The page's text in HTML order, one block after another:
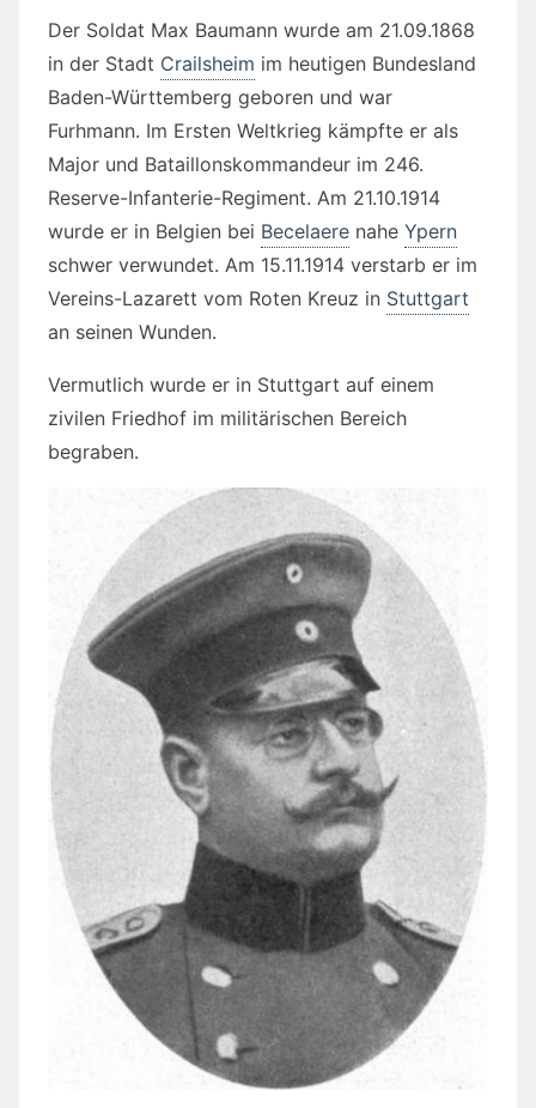
Der Soldat Max Baumann wurde am 21.09.1868
in der Stadt Crailsheim im heutigen Bundesland
Baden-Württemberg geboren und war
Furhmann. Im Ersten Weltkrieg kämpfte er als
Major und Bataillonskommandeur im 246.
Reserve-Infanterie-Regiment. Am 21.10.1914
wurde er in Belgien bei Becelaere nahe Ypern
schwer verwundet. Am 15.11.1914 verstarb er im
Vereins-Lazarett vom Roten Kreuz in Stuttgart
an seinen Wunden.
Vermutlich wurde er in Stuttgart auf einem
zivilen Friedhof im militärischen Bereich
begraben.